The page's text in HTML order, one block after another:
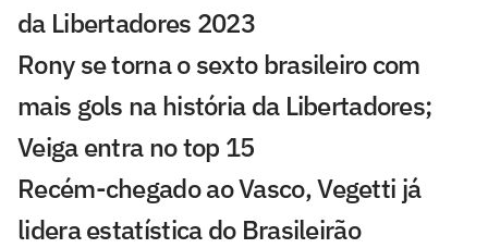
da Libertadores 2023
Rony se torna o sexto brasileiro com
mais gols na história da Libertadores;
Veiga entra no top 15
Recém-chegado ao Vasco, Vegetti já
lidera estatística do Brasileirão